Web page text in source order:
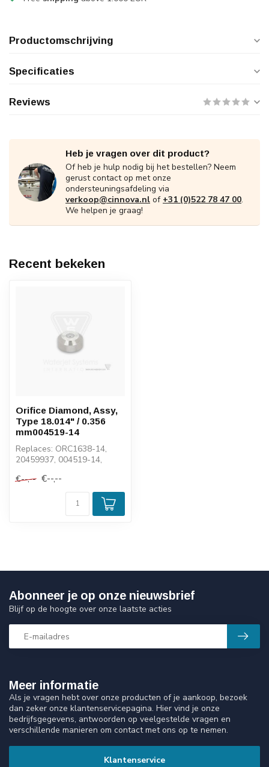
Productomschrijving
Specificaties
Reviews
Heb je vragen over dit product?
Of heb je hulp nodig bij het bestellen? Neem
gerust contact op met onze
ondersteuningsafdeling via
verkoop@cinnova.nl of +31 (0)522 78 47 00.
We helpen je graag!
Recent bekeken
Orifice Diamond, Assy,
Type 18.014" / 0.356
mm004519-14
Replaces: ORC1638-14,
20459937, 004519-14,
10462, 246633...
€--,-- €--,--
Meer informatie
Als je vragen hebt over onze producten of je aankoop, bezoek
dan zeker onze klantenservicepagina. Hier vind je onze
bedrijfsgegevens, antwoorden op veelgestelde vragen en
verschillende manieren om contact met ons op te nemen.
Klantenservice
Abonneer je op onze nieuwsbrief
Blijf op de hoogte over onze laatste acties